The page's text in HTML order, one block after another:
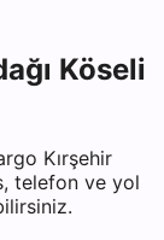
Köseli
Kırşehir
telefon ve yol